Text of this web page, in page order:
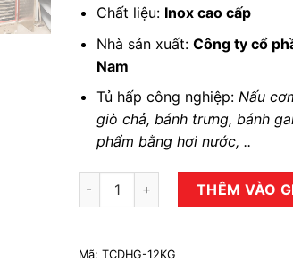
Chất liệu: Inox cao cấp
Nhà sản xuất:Công ty cổ
Nam
Tủ hấp công nghiệp:Nấu
giò chả, bánh trưng, bánh
phẩm bằng hơi nước, ..
Tủ nấu cơm điện aptomat 12 khay
THÊM VÀO
Mã: TCDHG-12KG